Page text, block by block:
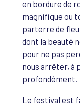
en bordure de
magnifique ou
parterre de
dont la beauté
pour ne pas
nous arrêter, à
profondément.
Le festival est